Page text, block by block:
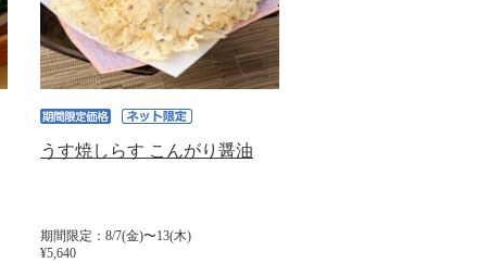
うす焼しらす こんがり醤油
期間限定：8/7(金)〜13(木)
¥5,640